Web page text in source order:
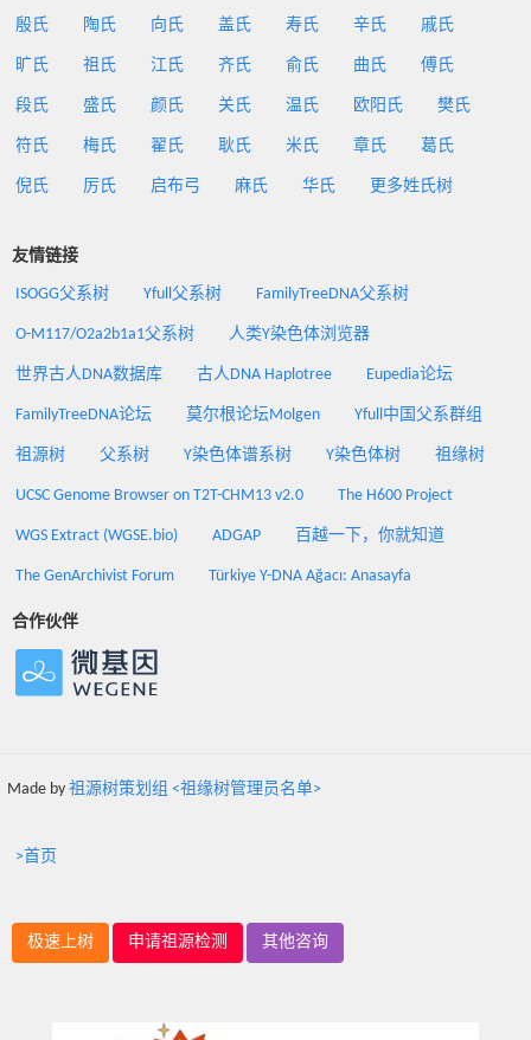
殷氏 陶氏 向氏 盖氏 寿氏 辛氏 戚氏
旷氏 祖氏 江氏 齐氏 俞氏 曲氏 傅氏
段氏 盛氏 颜氏 关氏 温氏 欧阳氏 樊氏
符氏 梅氏 翟氏 耿氏 米氏 章氏 葛氏
倪氏 厉氏 启布弓 麻氏 华氏 更多姓氏树
友情链接
ISOGG父系树 Yfull父系树 FamilyTreeDNA父系树
O-M117/O2a2b1a1父系树 人类Y染色体浏览器
世界古人DNA数据库 古人DNA Haplotree Eupedia论坛
FamilyTreeDNA论坛 莫尔根论坛Molgen Yfull中国父系群组
祖源树 父系树 Y染色体谱系树 Y染色体树 祖缘树
UCSC Genome Browser on T2T-CHM13 v2.0 The H600 Project
WGS Extract (WGSE.bio) ADGAP 百越一下，你就知道
The GenArchivist Forum Türkiye Y-DNA Ağacı: Anasayfa
合作伙伴
Made by 祖源树策划组 <祖缘树管理员名单>
>首页
极速上树 申请祖源检测 其他咨询